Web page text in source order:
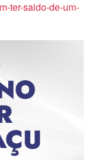
ter-saido-de-um-